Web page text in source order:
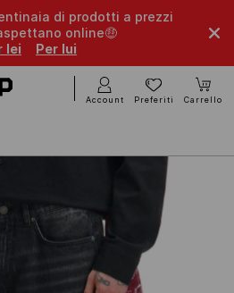
di prodotti a prezzi
online🤑
lei
Per lui
Account Preferiti Carrello